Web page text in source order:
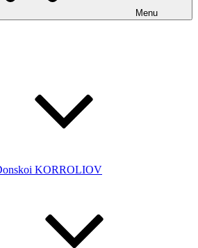
Menu
KORROLIOV